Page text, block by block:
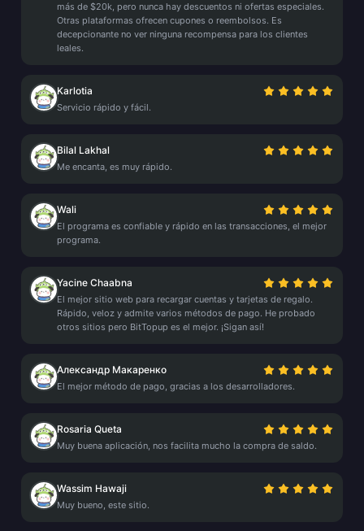
más de $20k, pero nunca hay descuentos ni ofertas especiales.
Otras plataformas ofrecen cupones o reembolsos. Es
decepcionante no ver ninguna recompensa para los clientes
leales.
Karlotia
Servicio rápido y fácil.
Bilal Lakhal
Me encanta, es muy rápido.
Wali
El programa es confiable y rápido en las transacciones, el mejor
programa.
Yacine Chaabna
El mejor sitio web para recargar cuentas y tarjetas de regalo.
Rápido, veloz y admite varios métodos de pago. He probado
otros sitios pero BitTopup es el mejor. ¡Sigan así!
Александр Макаренко
El mejor método de pago, gracias a los desarrolladores.
Rosaria Queta
Muy buena aplicación, nos facilita mucho la compra de saldo.
Wassim Hawaji
Muy bueno, este sitio.